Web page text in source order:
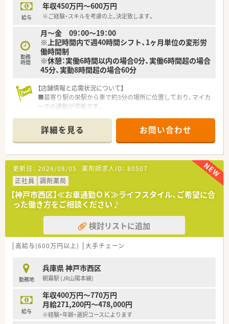
給与
年収450万円～600万円
※ご経験・スキルを考慮の上、決定致します。
勤務
時間
月～金 09：00～19：00
※上記時間内で週40時間シフト、1ヶ月単位の変形労
働時間制
※休憩：実働6時間以内の場合0分、実働6時間超の場合
45分、実動8時間超の場合60分
【店舗情報と応需状況について】
■最寄り駅の栄駅から車で約3分の場所に位置しており、マイカ
ーでの通勤が可能です。
提供しています。
■処方箋は1日約30枚で、現在は正社員薬剤師1名と事務員1名で
対応しています。
【法人特徴について】
■大阪に本社を構え、調剤併設店や総合病院前の調剤専門店を積
極的に展開しています。
■売上高に占める調剤の割合を20%にまで高める経営方針を掲
げ、事業を拡大中です。
■患者様へのカウンセリングを重視しており、コミュニケーショ
ンを大切にする社風です。
【求人情報について】
■正社員として土日祝日がお休みという、大変貴重な勤務体系の
■全店舗に調剤監査システムを導入しており、安心して業務に取
り組める環境を整備しています。
■ドラッグストア併設店舗のため、調剤だけでなくOTCの知識や
スキルも磨くことができます。
【想定される業務内容】
■保険調剤業務全般として、処方箋監査や調剤、丁寧な服薬指導
詳細を見る お問い合わせ
更新日： 2026/08/05 薬剤師求人ID： 80507
正社員
調剤薬局
【神戸市西区】≪お車通勤ＯＫ≫ライフスタイル、ご希望に合
った働き方をご相談ください♪
検討リストに追加
高給与(600万円以上) 大手チェーン
勤務地
兵庫県 神戸市西区
朝霧駅 (JR山陽本線)
給与
年収400万円～770万円
月給271,200円～478,000円
※経験・年齢・選択コースによります